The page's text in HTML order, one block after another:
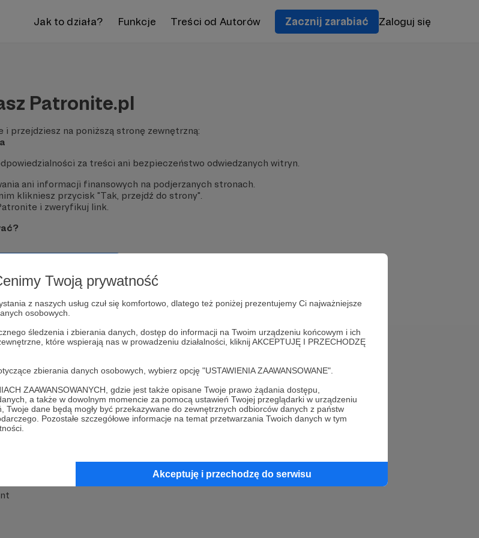
Twoją prywatność
z naszych usług czuł się komfortowo, dlatego też poniżej prezentujemy Ci najważniejsze
osobowych.
śledzenia i zbierania danych, dostęp do informacji na Twoim urządzeniu końcowym i ich
które wspierają nas w prowadzeniu działalności, kliknij AKCEPTUJĘ I PRZECHODZĘ
zbierania danych osobowych, wybierz opcję "USTAWIENIA ZAAWANSOWANE".
ZAAWANSOWANYCH, gdzie jest także opisane Twoje prawo żądania dostępu,
a także w dowolnym momencie za pomocą ustawień Twojej przeglądarki w urządzeniu
dane będą mogły być przekazywane do zewnętrznych odbiorców danych z państw
Pozostałe szczegółowe informacje na temat przetwarzania Twoich danych w tym
Akceptuję i przechodzę do serwisu
Jak to działa? Funkcje Treści od Autorów Zacznij zarabiać Zaloguj się
Patronite.pl
przejdziesz na poniższą stronę zewnętrzną:
za treści ani bezpieczeństwo odwiedzanych witryn.
ani informacji finansowych na podjerzanych stronach.
klikniesz przycisk "Tak, przejdź do strony".
i zweryfikuj link.
MCN Patronite
Suppi.pl
FAQ
Kontakt z zespołem Patronite